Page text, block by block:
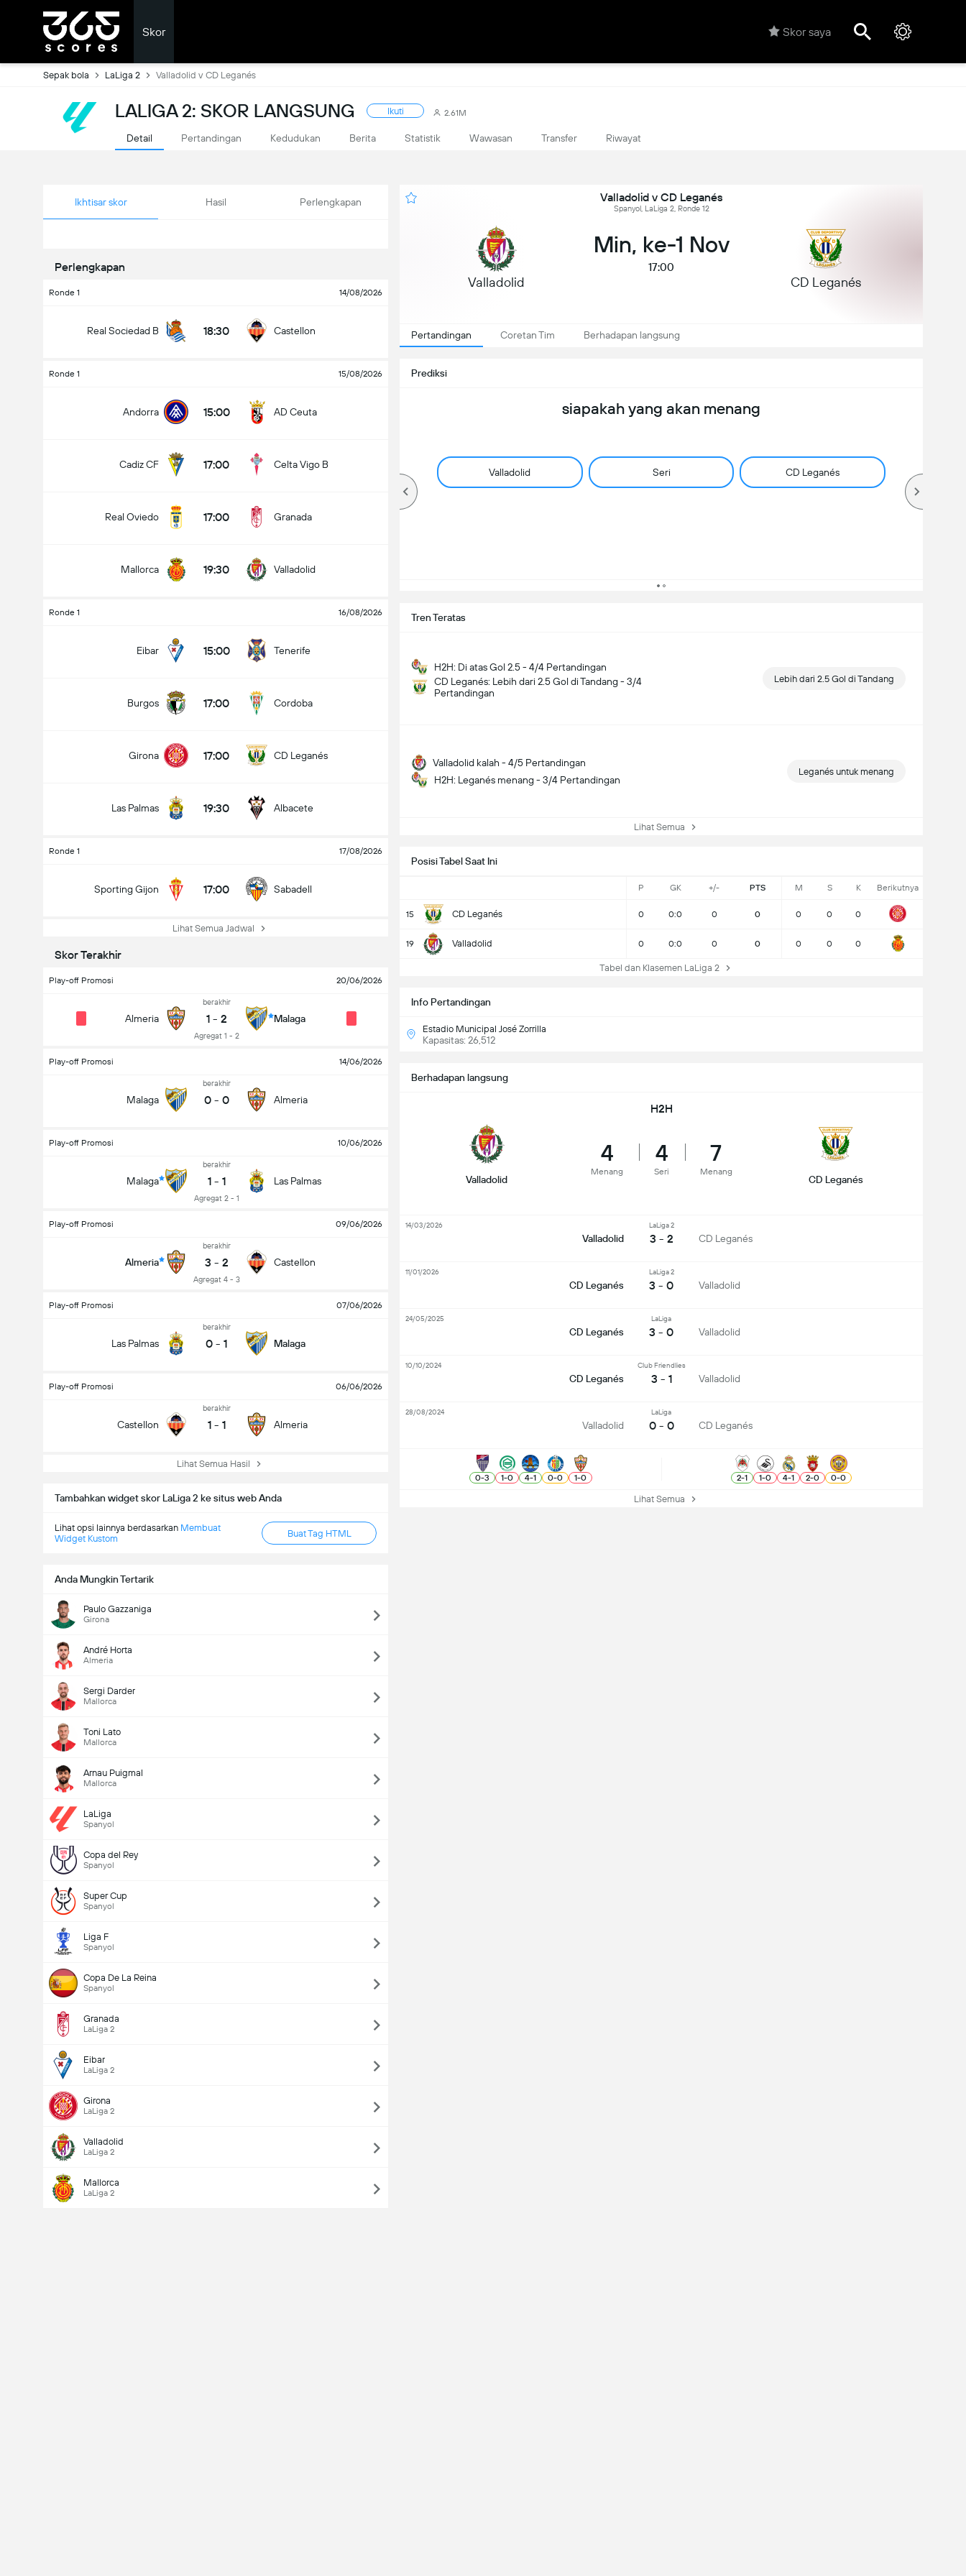
Skor Skor saya
Sepak bola LaLiga 2 Valladolid v CD Leganés
LALIGA 2: SKOR LANGSUNG Ikuti 2.61M
Detail Pertandingan Kedudukan Berita Statistik Wawasan Transfer Riwayat
Ikhtisar skor Hasil Perlengkapan
Perlengkapan
Ronde 1 14/08/2026
Real Sociedad B 18:30 Castellon
Ronde 1 15/08/2026
Andorra 15:00 AD Ceuta
Cadiz CF 17:00 Celta Vigo B
Real Oviedo 17:00 Granada
Mallorca 19:30 Valladolid
Ronde 1 16/08/2026
Eibar 15:00 Tenerife
Burgos 17:00 Cordoba
Girona 17:00 CD Leganés
Las Palmas 19:30 Albacete
Ronde 1 17/08/2026
Sporting Gijon 17:00 Sabadell
Lihat Semua Jadwal
Skor Terakhir
Play-off Promosi 20/06/2026
Almeria
berakhir
1 - 2
Agregat 1 - 2
Malaga
Play-off Promosi 14/06/2026
Malaga
berakhir
0 - 0 Almeria
Play-off Promosi 10/06/2026
Malaga
berakhir
1 - 1
Agregat 2 - 1
Las Palmas
Play-off Promosi 09/06/2026
Almeria
berakhir
3 - 2
Agregat 4 - 3
Castellon
Play-off Promosi 07/06/2026
Las Palmas
berakhir
0 - 1 Malaga
Play-off Promosi 06/06/2026
Castellon
berakhir
1 - 1 Almeria
Lihat Semua Hasil
Tambahkan widget skor LaLiga 2 ke situs web Anda
Lihat opsi lainnya berdasarkan Membuat
Widget Kustom
Buat Tag HTML
Anda Mungkin Tertarik
Paulo Gazzaniga
Girona
André Horta
Almeria
Sergi Darder
Mallorca
Toni Lato
Mallorca
Arnau Puigmal
Mallorca
LaLiga
Spanyol
Copa del Rey
Spanyol
Super Cup
Spanyol
Liga F
Spanyol
Copa De La Reina
Spanyol
Granada
LaLiga 2
Eibar
LaLiga 2
Girona
LaLiga 2
Valladolid
LaLiga 2
Mallorca
LaLiga 2
Valladolid v CD Leganés
Spanyol, LaLiga 2, Ronde 12
Valladolid
Min, ke-1 Nov
17:00
CD Leganés
Pertandingan Coretan Tim Berhadapan langsung
Prediksi
siapakah yang akan menang
Valladolid Seri CD Leganés
total gol dalam permainan (2.5)
lebih
Tren Teratas
H2H: Di atas Gol 2.5 - 4/4 Pertandingan
CD Leganés: Lebih dari 2.5 Gol di Tandang - 3/4
Pertandingan
Lebih dari 2.5 Gol di Tandang
Valladolid kalah - 4/5 Pertandingan
H2H: Leganés menang - 3/4 Pertandingan
Leganés untuk menang
Lihat Semua
Posisi Tabel Saat Ini
P GK +/- PTS M S K Berikutnya
15 CD Leganés 0 0:0 0 0 0 0 0
19 Valladolid 0 0:0 0 0 0 0 0
Tabel dan Klasemen LaLiga 2
Info Pertandingan
Estadio Municipal José Zorrilla
Kapasitas: 26,512
Berhadapan langsung
H2H
Valladolid
4
Menang
4
Seri
7
Menang
CD Leganés
Valladolid
LaLiga 2
3 - 2 CD Leganés
14/03/2026
CD Leganés
LaLiga 2
3 - 0 Valladolid
11/01/2026
CD Leganés
LaLiga
3 - 0 Valladolid
24/05/2025
CD Leganés
Club Friendlies
3 - 1 Valladolid
10/10/2024
Valladolid
LaLiga
0 - 0 CD Leganés
28/08/2024
0-3 1-0 4-1 0-0 1-0 2-1 1-0 4-1 2-0 0-0
Lihat Semua